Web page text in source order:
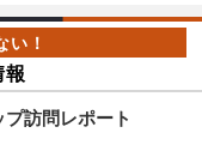
報
訪問レポート